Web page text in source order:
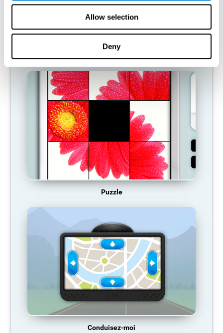
Allow selection
Deny
ne fournit pas de ressources pour ce schéma d'activation
neuronale, qui devient donc de plus en plus faible. Nous sommes
nous rend moins efficaces dans nos activités quotidiennes.
JEUX RECOMMANDÉS
Puzzle
Conduisez-moi